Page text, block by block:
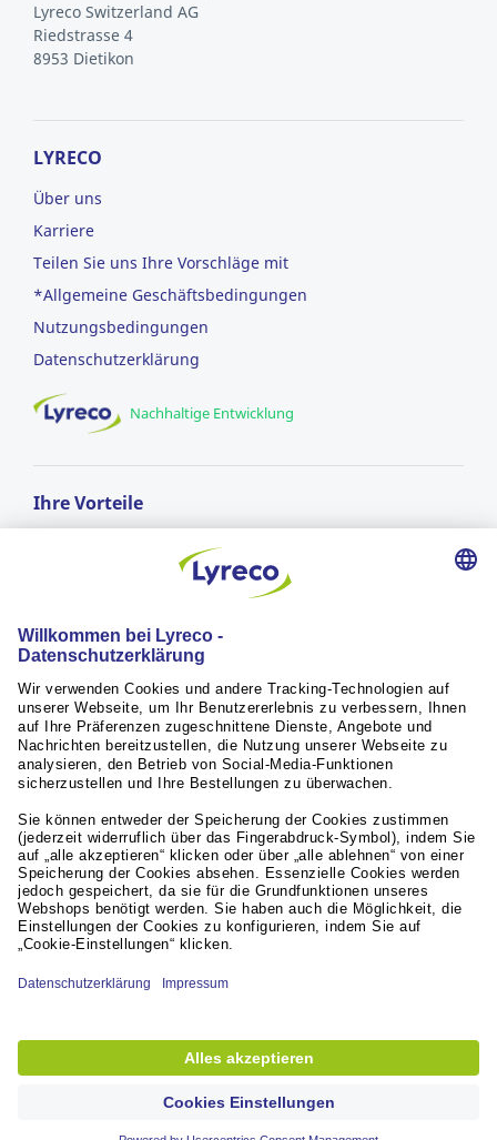
Lyreco Switzerland AG
Riedstrasse 4
8953 Dietikon
LYRECO
Über uns
Karriere
Teilen Sie uns Ihre Vorschläge mit
*Allgemeine Geschäftsbedingungen
Nutzungsbedingungen
Datenschutzerklärung
Nachhaltige Entwicklung
Ihre Vorteile
GRATIS LIEFERUNG
ab einem Bestellwert von CHF 50.-
Lieferung am nächsten Arbeitstag*
RÜCKGABERECHT
innerhalb von 30 Tagen
Weiterführende Links
Servicequalität
Aktuelles / Presse
Unsere Partner
© Lyreco 2026
Privacy Settings|Site Map